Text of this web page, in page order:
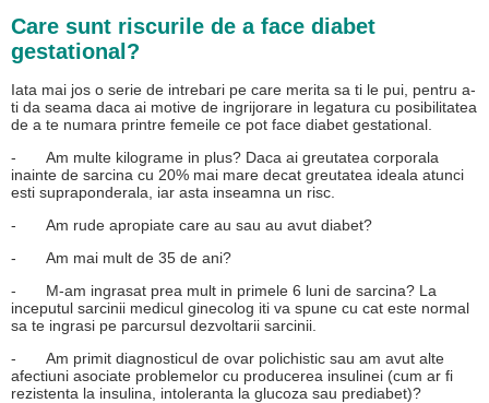
Care sunt riscurile de a face diabet
gestational?
Iata mai jos o serie de intrebari pe care merita sa ti le pui, pentru a-
ti da seama daca ai motive de ingrijorare in legatura cu posibilitatea
de a te numara printre femeile ce pot face diabet gestational.
-
Am multe kilograme in plus? Daca ai greutatea corporala
inainte de sarcina cu 20% mai mare decat greutatea ideala atunci
esti supraponderala, iar asta inseamna un risc.
-
Am rude apropiate care au sau au avut diabet?
-
Am mai mult de 35 de ani?
-
M-am ingrasat prea mult in primele 6 luni de sarcina? La
inceputul sarcinii medicul ginecolog iti va spune cu cat este normal
sa te ingrasi pe parcursul dezvoltarii sarcinii.
-
Am primit diagnosticul de ovar polichistic sau am avut alte
afectiuni asociate problemelor cu producerea insulinei (cum ar fi
rezistenta la insulina, intoleranta la glucoza sau prediabet)?